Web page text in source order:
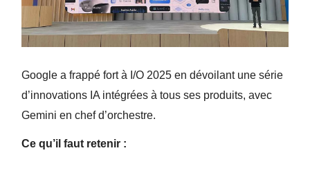
Google a frappé fort à I/O 2025 en dévoilant une série
d’innovations IA intégrées à tous ses produits, avec
Gemini en chef d’orchestre.
Ce qu’il faut retenir :